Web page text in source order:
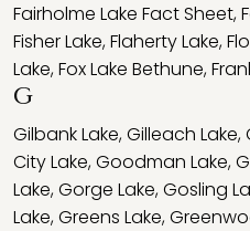
Fairholme Lake Fact Sheet,
Fisher Lake,Flaherty Lake,
Lake,Fox Lake Bethune,
G
Gilbank Lake,Gilleach Lake,
City Lake,Goodman Lake,
Lake,Gorge Lake,Gosling
Lake,Greens Lake,